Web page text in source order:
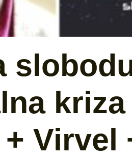
kriza
Virvel